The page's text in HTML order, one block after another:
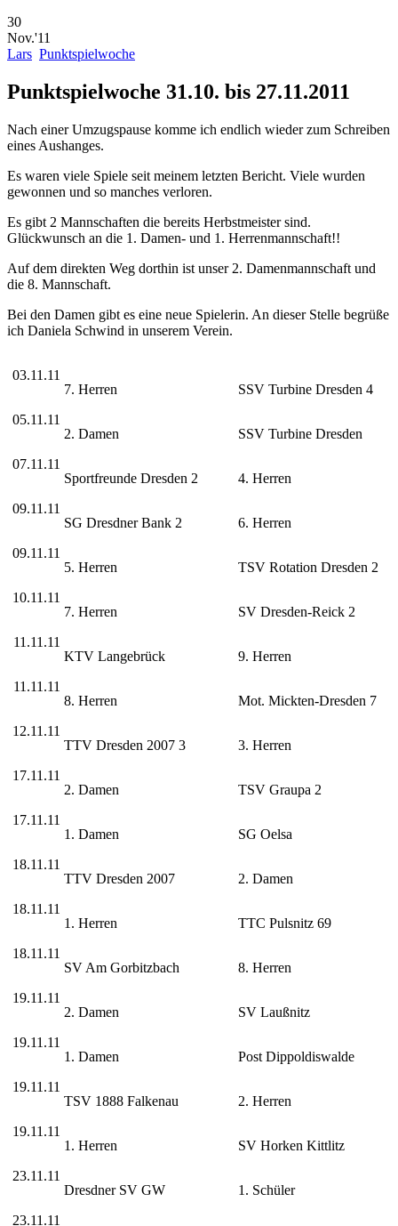
30
Nov.'11
Lars Punktspielwoche
Punktspielwoche 31.10. bis 27.11.2011
Nach einer Umzugspause komme ich endlich wieder zum Schreiben
eines Aushanges.
Es waren viele Spiele seit meinem letzten Bericht. Viele wurden
gewonnen und so manches verloren.
Es gibt 2 Mannschaften die bereits Herbstmeister sind.
Glückwunsch an die 1. Damen- und 1. Herrenmannschaft!!
Auf dem direkten Weg dorthin ist unser 2. Damenmannschaft und
die 8. Mannschaft.
Bei den Damen gibt es eine neue Spielerin. An dieser Stelle begrüße
ich Daniela Schwind in unserem Verein.
03.11.11
7. Herren
SSV Turbine Dresden 4
05.11.11
2. Damen
SSV Turbine Dresden
07.11.11
Sportfreunde Dresden 2
4. Herren
09.11.11
SG Dresdner Bank 2
6. Herren
09.11.11
5. Herren
TSV Rotation Dresden 2
10.11.11
7. Herren
SV Dresden-Reick 2
11.11.11
KTV Langebrück
9. Herren
11.11.11
8. Herren
Mot. Mickten-Dresden 7
12.11.11
TTV Dresden 2007 3
3. Herren
17.11.11
2. Damen
TSV Graupa 2
17.11.11
1. Damen
SG Oelsa
18.11.11
TTV Dresden 2007
2. Damen
18.11.11
1. Herren
TTC Pulsnitz 69
18.11.11
SV Am Gorbitzbach
8. Herren
19.11.11
2. Damen
SV Laußnitz
19.11.11
1. Damen
Post Dippoldiswalde
19.11.11
TSV 1888 Falkenau
2. Herren
19.11.11
1. Herren
SV Horken Kittlitz
23.11.11
Dresdner SV GW
1. Schüler
23.11.11